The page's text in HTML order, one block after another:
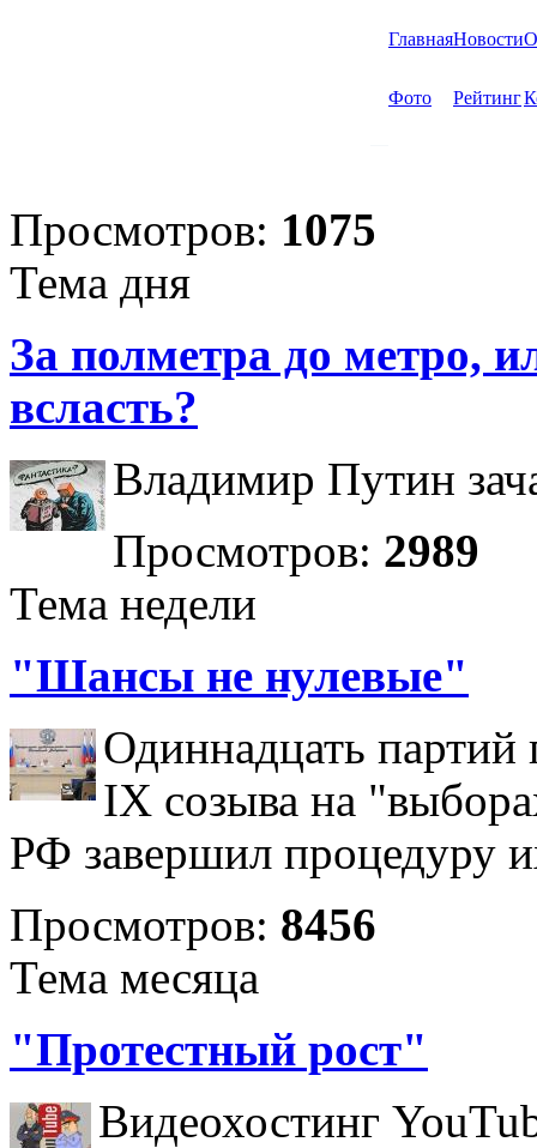
ГлавнаяНовости
Фото Рейтинг
Просмотров: 1075
Тема дня
За полметра до метро,
всласть?
Владимир Путин
Просмотров: 2989
Тема недели
"Шансы не нулевые"
Одиннадцать партий
IX созыва на
РФ завершил процедуру
Просмотров: 8456
Тема месяца
"Протестный рост"
Видеохостинг